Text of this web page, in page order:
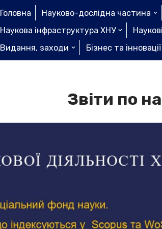
Головна Науково-дослідна частина
Наукова інфраструктура ХНУ
Видання, заходи
Бізнес та інновації
Звіти по